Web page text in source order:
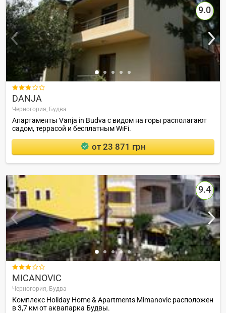
9.0

DANJA
Черногория, Будва
Апартаменты Vanja in Budva с видом на горы располагают
садом, террасой и бесплатным WiFi.
от 23 871 грн
9.4

MICANOVIC
Черногория, Будва
Комплекс Holiday Home & Apartments Mimanovic расположен
в 3,7 км от аквапарка Будвы.